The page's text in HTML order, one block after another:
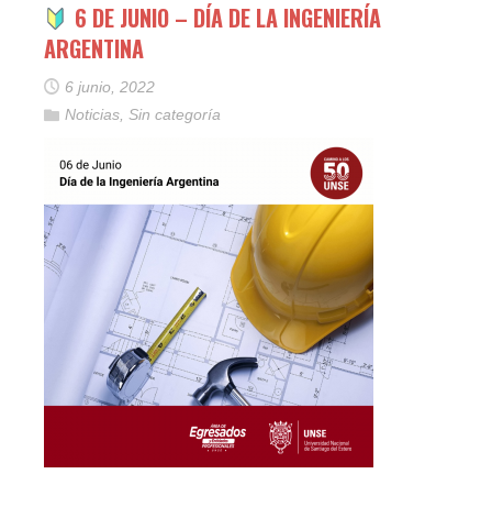
6 DE JUNIO – DÍA DE LA INGENIERÍA
ARGENTINA
6 junio, 2022
Noticias, Sin categoría